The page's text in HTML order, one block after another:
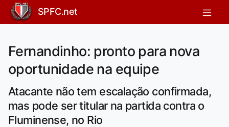
SPFC.net
Fernandinho: pronto para nova
oportunidade na equipe
Atacante não tem escalação confirmada,
mas pode ser titular na partida contra o
Fluminense, no Rio